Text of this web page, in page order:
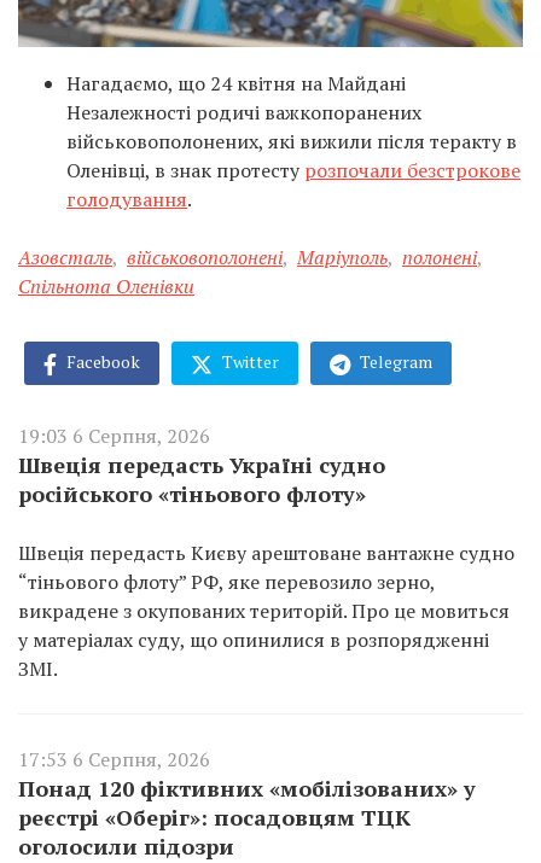
Нагадаємо, що 24 квітня на Майдані
Незалежності родичі важкопоранених
військовополонених, які вижили після теракту в
Оленівці, в знак протестурозпочали безстрокове
голодування.
Азовсталь, військовополонені, Маріуполь, полонені,
Спільнота Оленівки
Facebook Twitter Telegram
19:03 6 Серпня, 2026
Швеція передасть Україні судно
російського «тіньового флоту»
Швеція передасть Києву арештоване вантажне судно
“тіньового флоту” РФ, яке перевозило зерно,
викрадене з окупованих територій. Про це мовиться
у матеріалах суду, що опинилися в розпорядженні
ЗМІ.
17:53 6 Серпня, 2026
Понад 120 фіктивних «мобілізованих» у
реєстрі «Оберіг»: посадовцям ТЦК
оголосили підозри